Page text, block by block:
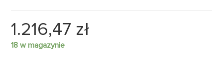
1.216,47 zł
18 w magazynie